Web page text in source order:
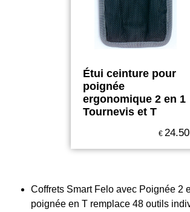
Étui ceinture pour
poignée
ergonomique 2 en 1
Tournevis et T
€ 24.50
Coffrets Smart Felo avec Poignée 2
poignée en T remplace 48 outils